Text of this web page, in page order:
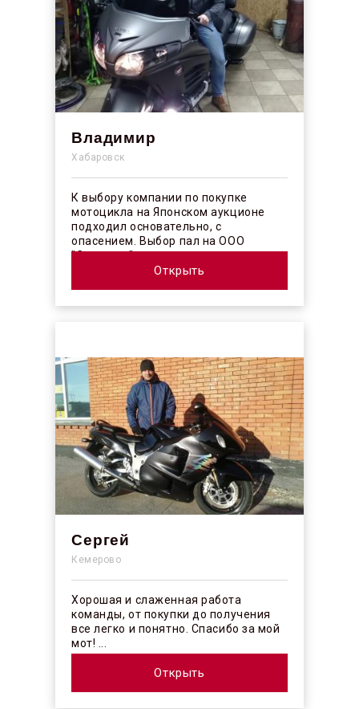
Владимир
Хабаровск
К выбору компании по покупке
мотоцикла на Японском аукционе
подходил основательно, с
опасением. Выбор пал на ООО
"Синергос" после изучения отзывов в
Открыть
Сергей
Кемерово
Хорошая и слаженная работа
команды, от покупки до получения
все легко и понятно. Спасибо за мой
мот! ...
Открыть